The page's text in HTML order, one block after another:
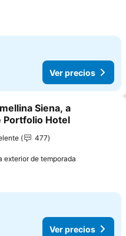
Ver precios
a favoritos
Siena, a
Portfolio Hotel
477
exterior de temporada
Ver precios